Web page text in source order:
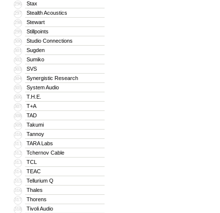
296 Stax
297 Stealth Acoustics
298 Stewart
299 Stillpoints
300 Studio Connections
301 Sugden
302 Sumiko
303 SVS
304 Synergistic Research
305 System Audio
306 T.H.E.
307 T+A
308 TAD
309 Takumi
310 Tannoy
311 TARA Labs
312 Tchernov Cable
313 TCL
314 TEAC
315 Tellurium Q
316 Thales
317 Thorens
318 Tivoli Audio